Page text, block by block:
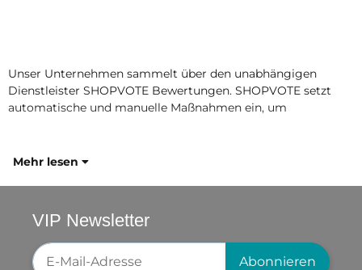
Unser Unternehmen sammelt über den unabhängigen
Dienstleister SHOPVOTE Bewertungen. SHOPVOTE setzt
automatische und manuelle Maßnahmen ein, um
Mehr lesen
VIP Newsletter
Newsletter-Registrierung
Abonnieren